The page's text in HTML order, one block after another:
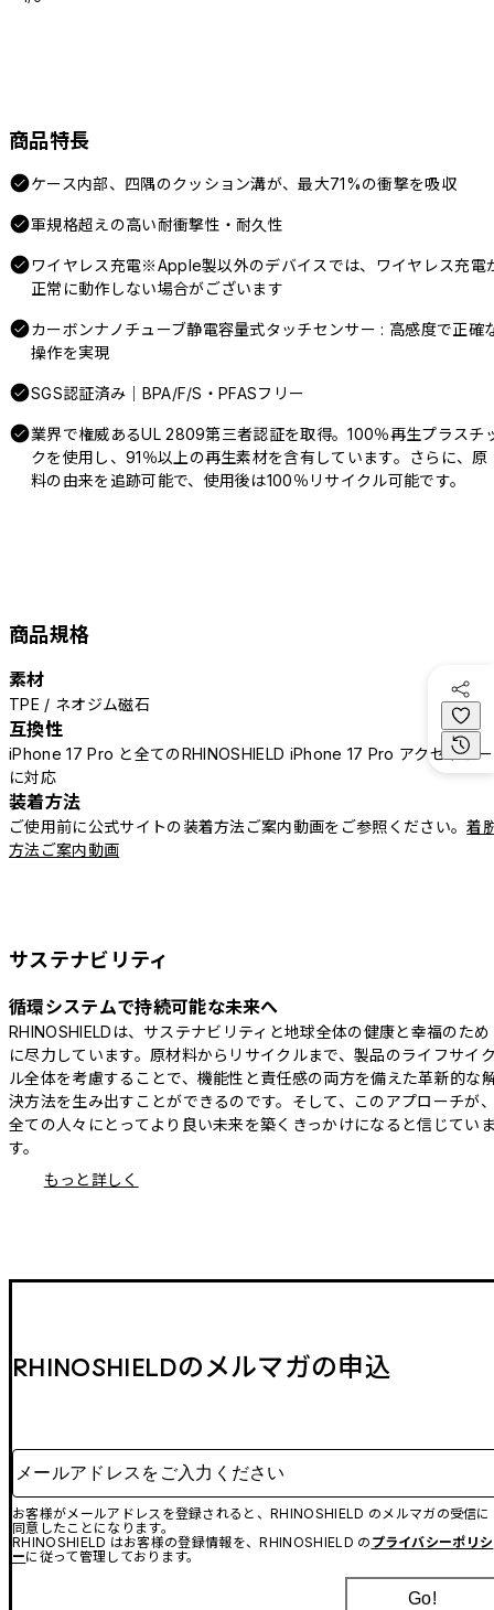
商品特長
ケース内部、四隅のクッション溝が、最大71%の衝撃を吸収
軍規格超えの高い耐衝撃性・耐久性
ワイヤレス充電※Apple製以外のデバイスでは、ワイヤレス充電
正常に動作しない場合がございます
カーボンナノチューブ静電容量式タッチセンサー : 高感度で正確
操作を実現
SGS認証済み｜BPA/F/S・PFASフリー
業界で権威あるUL 2809第三者認証を取得。100％再生プラスチ
クを使用し、91％以上の再生素材を含有しています。さらに、原
料の由来を追跡可能で、使用後は100％リサイクル可能です。
商品規格
素材
TPE / ネオジム磁石
互換性
iPhone 17 Pro と全てのRHINOSHIELD iPhone 17 Pro アクセサリー
に対応
装着方法
ご使用前に公式サイトの装着方法ご案内動画をご参照ください。着
方法ご案内動画
サステナビリティ
循環システムで持続可能な未来へ
RHINOSHIELDは、サステナビリティと地球全体の健康と幸福のため
に尽力しています。原材料からリサイクルまで、製品のライフサイ
ル全体を考慮することで、機能性と責任感の両方を備えた革新的な
決方法を生み出すことができるのです。そして、このアプローチが
全ての人々にとってより良い未来を築くきっかけになると信じてい
す。
もっと詳しく
RHINOSHIELDのメルマガの申込
メールアドレスをご入力ください
お客様がメールアドレスを登録されると、RHINOSHIELD のメルマガの受信に
同意したことになります。
RHINOSHIELD はお客様の登録情報を、RHINOSHIELD の プライバシーポリシ
ーに従って管理しております。
Go!